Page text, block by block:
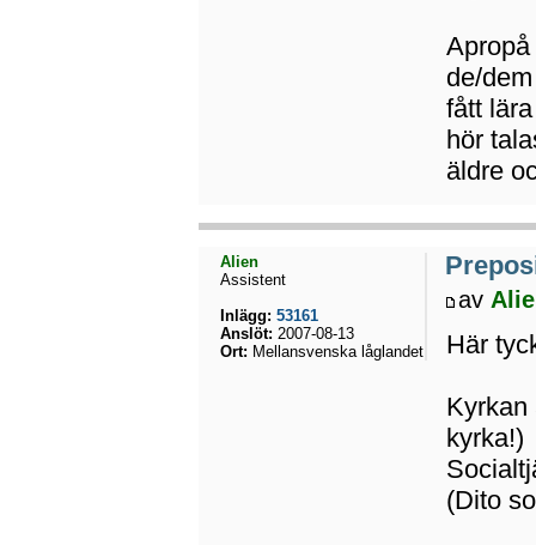
de/
fått
hör
äldre
av
Här
Kyrkan
kyrka!)
(Dito
Alien
Assistent
Inlägg: 53161
Anslöt: 2007-08-13
Ort: Mellansvenska låglandet